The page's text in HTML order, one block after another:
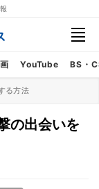
YouTube BS・
る方法
の出会いを